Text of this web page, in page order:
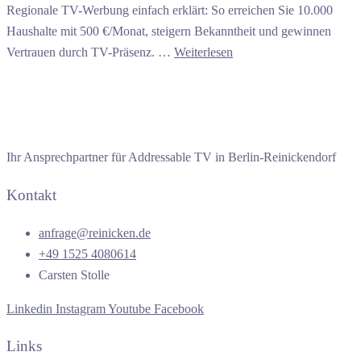
Regionale TV-Werbung einfach erklärt: So erreichen Sie 10.000
Haushalte mit 500 €/Monat, steigern Bekanntheit und gewinnen
Vertrauen durch TV-Präsenz. … Weiterlesen
Ihr Ansprechpartner für Addressable TV in Berlin-Reinickendorf
Kontakt
anfrage@reinicken.de
+49 1525 4080614
Carsten Stolle
Linkedin InstagramYoutube Facebook
Links